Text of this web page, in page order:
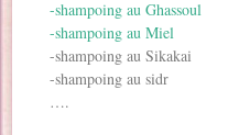
-shampoing au Ghassoul
-shampoing au Miel
-shampoing au Sikakai
-shampoing au sidr
….